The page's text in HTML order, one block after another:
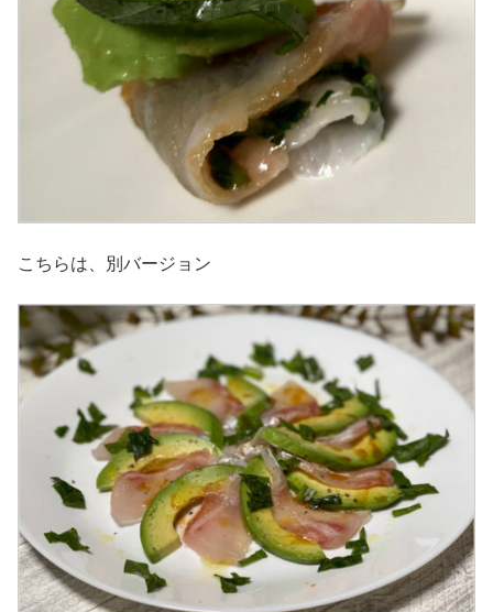
こちらは、別バージョン